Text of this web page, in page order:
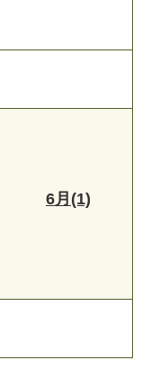
6月(1)